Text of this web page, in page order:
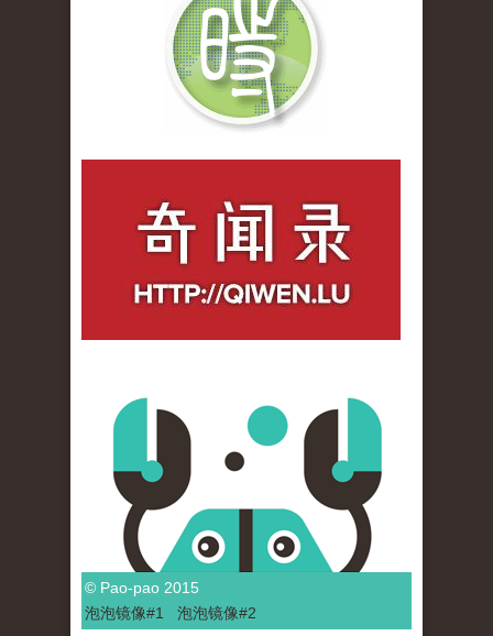
© Pao-pao 2015
泡泡镜像#1 泡泡镜像#2